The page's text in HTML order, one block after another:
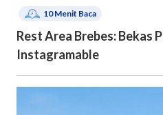
10Menit Baca
Rest Area Brebes: Bekas
Instagramable